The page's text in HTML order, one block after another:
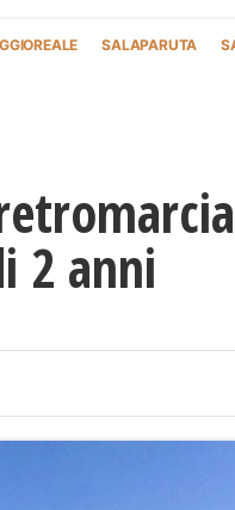
SALAPARUTA
2 anni